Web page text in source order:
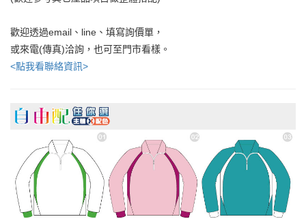
歡迎透過email、line、填寫詢價單，
或來電(傳真)洽詢，也可至門市看樣。
<點我看聯絡資訊>